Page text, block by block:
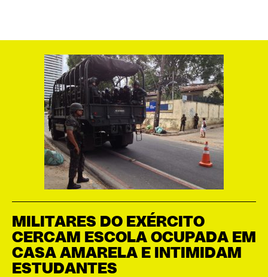
MILITARES DO EXÉRCITO
CERCAM ESCOLA OCUPADA EM
CASA AMARELA E INTIMIDAM
ESTUDANTES